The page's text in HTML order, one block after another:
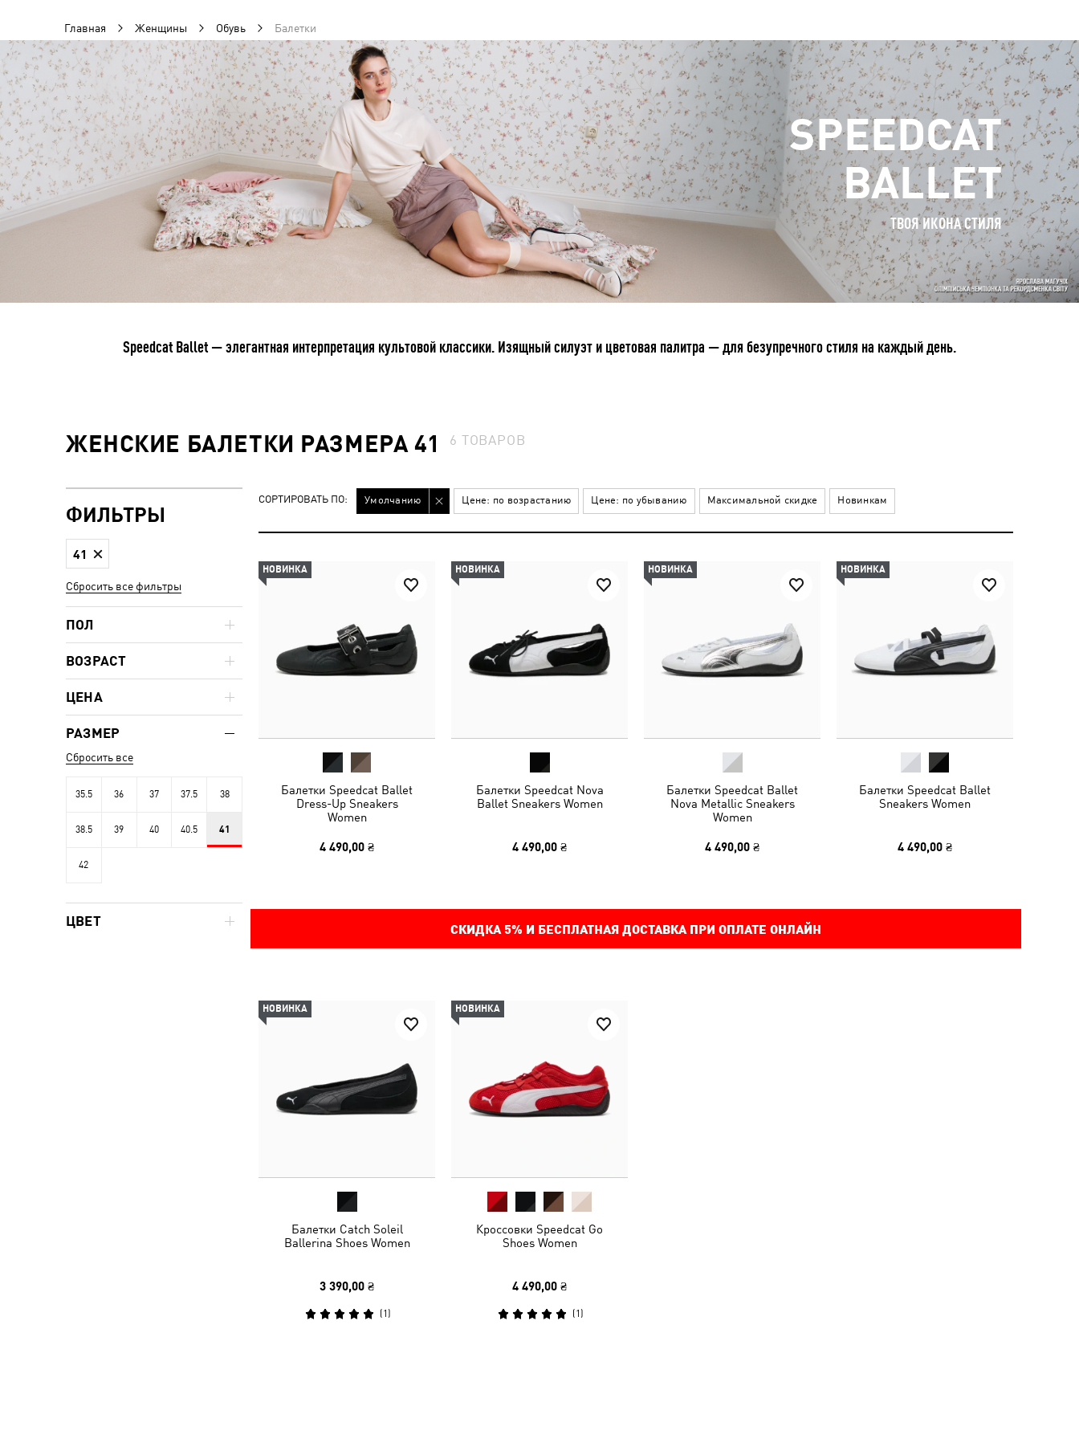
Главная Женщины Обувь Балетки
SPEEDCAT
BALLET
ТВОЯ ИКОНА СТИЛЯ
Speedcat Ballet — элегантная интерпретация культовой классики. Изящный силуэт и цветовая палитра — для безупречного стиля на каждый день.
ЖЕНСКИЕ БАЛЕТКИ РАЗМЕРА 41 6 ТОВАРОВ
СОРТИРОВАТЬ ПО: Умолчанию Цене: по возрастанию Цене: по убыванию Максимальной скидке Новинкам
НОВИНКА
Балетки Speedcat Ballet
Dress-Up Sneakers
Women
4 490,00 ₴
НОВИНКА
Балетки Speedcat Nova
Ballet Sneakers Women
4 490,00 ₴
НОВИНКА
Балетки Speedcat Ballet
Nova Metallic Sneakers
Women
4 490,00 ₴
НОВИНКА
Балетки Speedcat Ballet
Sneakers Women
4 490,00 ₴
СКИДКА 5% И БЕСПЛАТНАЯ ДОСТАВКА ПРИ ОПЛАТЕ ОНЛАЙН
НОВИНКА
Балетки Catch Soleil
Ballerina Shoes Women
3 390,00 ₴
(1 )
НОВИНКА
Кроссовки Speedcat Go
Shoes Women
4 490,00 ₴
(1 )
ФИЛЬТРЫ
41
Сбросить все фильтры
ПОЛ
ВОЗРАСТ
ЦЕНА
РАЗМЕР
Сбросить все
35.5 36 37 37.5 38
38.5 39 40 40.5 41
42
ЦВЕТ